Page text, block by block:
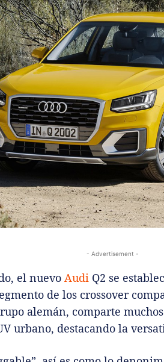
- Advertisement -
el nuevo Audi Q2 se
de los crossover
alemán, comparte
urbano, destacando la